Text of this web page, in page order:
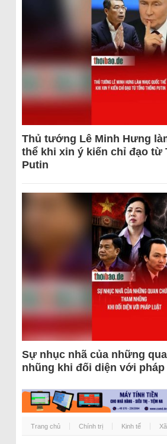
Thủ tướng Lê Minh Hưng
thể khi xin ý kiến chỉ đạo từ
Putin
Sự nhục nhã của những
nhũng khi đối diện với pháp
Trang chủ Chính trị Kinh tế